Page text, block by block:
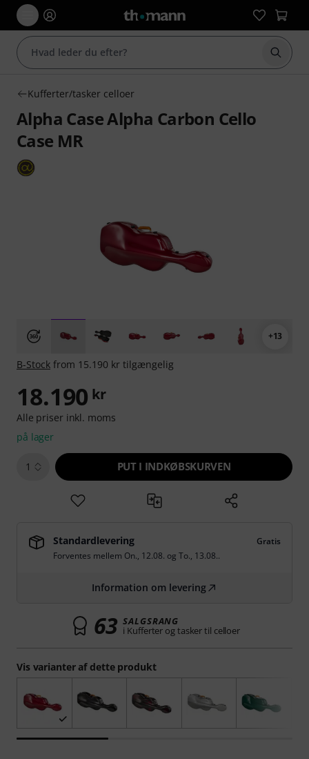
Start
Kufferter/tasker celloer
Alpha Case Alpha Carbon Cello
Case MR
+13
Vis varianter af dette produkt
B-Stock from 15.190 kr tilgængelig
18.190 kr
Alle priser inkl. moms
på lager
1 PUT I INDKØBSKURVEN
Standardlevering
Gratis
Forventes mellem On., 12.08. og To., 13.08..
Information om levering
63 SALGSRANG
i Kufferter og tasker til celloer